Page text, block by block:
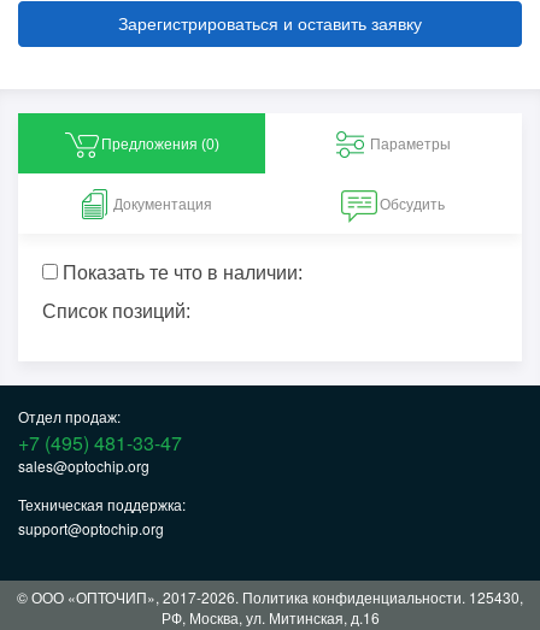
Зарегистрироваться и оставить заявку
Предложения (0) Параметры
Документация Обсудить
Показать те что в наличии:
Список позиций:
Отдел продаж:
+7 (495) 481-33-47
sales@optochip.org
Техническая поддержка:
support@optochip.org
© ООО «ОПТОЧИП», 2017-2026. Политика конфиденциальности. 125430,
РФ, Москва, ул. Митинская, д.16